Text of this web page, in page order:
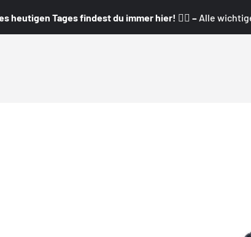
heutigen Tages findest du immer hier! 👇🏼 – Alle